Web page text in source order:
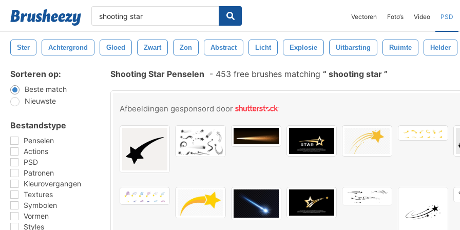
Vectoren Foto‘s Video PSD
Ster Achtergrond Gloed Zwart Zon Abstract Licht Explosie Uitbarsting Ruimte Helder
Sorteren op:
Beste match
Nieuwste
Bestandstype
Penselen
Actions
PSD
Patronen
Kleurovergangen
Textures
Symbolen
Vormen
Styles
Shooting Star Penselen - 453 free brushes matching shooting star
Afbeeldingen gesponsord door